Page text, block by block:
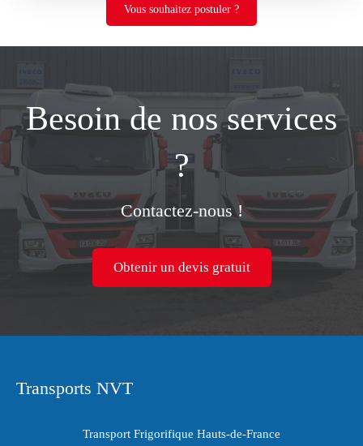
Vous souhaitez postuler ?
Besoin de nos services
?
Contactez-nous !
Obtenir un devis gratuit
Transports NVT
Transport Frigorifique Hauts-de-France